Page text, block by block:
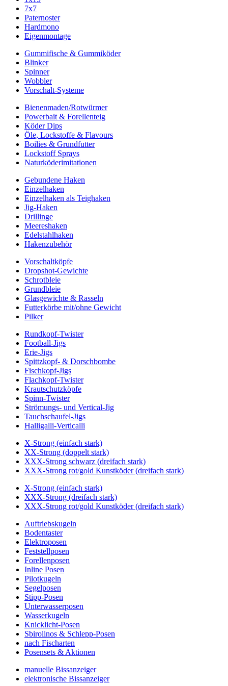
7x7
Paternoster
Hardmono
Eigenmontage
Gummifische & Gummiköder
Blinker
Spinner
Wobbler
Vorschalt-Systeme
Bienenmaden/Rotwürmer
Powerbait & Forellenteig
Köder Dips
Öle, Lockstoffe & Flavours
Boilies & Grundfutter
Lockstoff Sprays
Naturköderimitationen
Gebundene Haken
Einzelhaken
Einzelhaken als Teighaken
Jig-Haken
Drillinge
Meereshaken
Edelstahlhaken
Hakenzubehör
Vorschaltköpfe
Dropshot-Gewichte
Schrotbleie
Grundbleie
Glasgewichte & Rasseln
Futterkörbe mit/ohne Gewicht
Pilker
Rundkopf-Twister
Football-Jigs
Erie-Jigs
Spittzkopf- & Dorschbombe
Fischkopf-Jigs
Flachkopf-Twister
Krautschutzköpfe
Spinn-Twister
Strömungs- und Vertical-Jig
Tauchschaufel-Jigs
Halligalli-Verticalli
X-Strong (einfach stark)
XX-Strong (doppelt stark)
XXX-Strong schwarz (dreifach stark)
XXX-Strong rot/gold Kunstköder (dreifach stark)
X-Strong (einfach stark)
XXX-Strong (dreifach stark)
XXX-Strong rot/gold Kunstköder (dreifach stark)
Auftriebskugeln
Bodentaster
Elektroposen
Feststellposen
Forellenposen
Inline Posen
Pilotkugeln
Segelposen
Stipp-Posen
Unterwasserposen
Wasserkugeln
Knicklicht-Posen
Sbirolinos & Schlepp-Posen
nach Fischarten
Posensets & Aktionen
manuelle Bissanzeiger
elektronische Bissanzeiger